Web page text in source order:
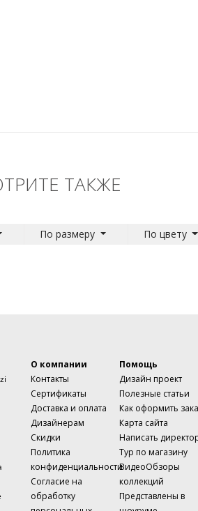
ТАКЖЕ
По размеру По цвету
О компании
Контакты
Сертификаты
Доставка и оплата
Дизайнерам
Скидки
Политика
конфиденциальности
Согласие на
обработку
Помощь
Дизайн проект
Полезные статьи
Как оформить
Карта сайта
Написать
Тур по магазину
ВидеоОбзоры
коллекций
Представлены в